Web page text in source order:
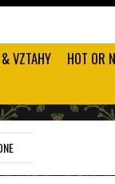
VZTAHY
HOT OR